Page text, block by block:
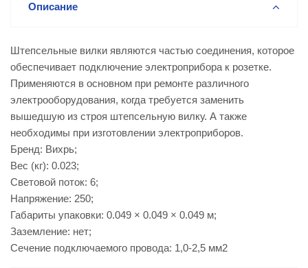
Описание
Штепсельные вилки являются частью соединения, которое
обеспечивает подключение электроприбора к розетке.
Применяются в основном при ремонте различного
электрооборудования, когда требуется заменить
вышедшую из строя штепсельную вилку. А также
необходимы при изготовлении электроприборов.
Бренд: Вихрь;
Вес (кг): 0.023;
Световой поток: 6;
Напряжение: 250;
Габариты упаковки: 0.049 × 0.049 × 0.049 м;
Заземление: нет;
Сечение подключаемого провода: 1,0-2,5 мм2